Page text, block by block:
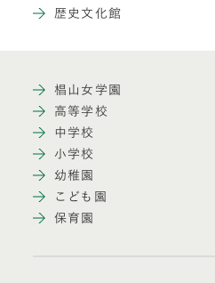
歴史文化館
椙山女学園
高等学校
中学校
小学校
幼稚園
こども園
保育園